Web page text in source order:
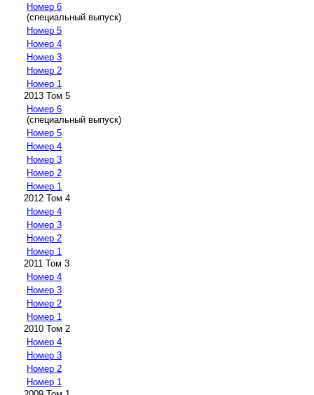
Номер 6
(специальный выпуск)
Номер 5
Номер 4
Номер 3
Номер 2
Номер 1
2013 Том 5
Номер 6
(специальный выпуск)
Номер 5
Номер 4
Номер 3
Номер 2
Номер 1
2012 Том 4
Номер 4
Номер 3
Номер 2
Номер 1
2011 Том 3
Номер 4
Номер 3
Номер 2
Номер 1
2010 Том 2
Номер 4
Номер 3
Номер 2
Номер 1